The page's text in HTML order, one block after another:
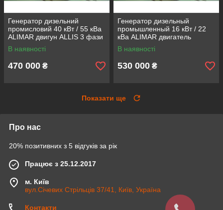
Генератор дизельний
промисловий 40 кВт / 55 кВа
ALIMAR двигун ALLIS 3 фази
Дизельна електростанція
В наявності
470 000 ₴
Генератор дизельный
промышленный 16 кВт / 22
кВа ALIMAR двигатель
PERKINS Дизельная
электростанция
В наявності
530 000 ₴
Показати ще
Про нас
20% позитивних з 5 відгуків за рік
Працює з 25.12.2017
м. Київ
вул.Січевих Стрільців 37/41, Київ, Україна
Контакти